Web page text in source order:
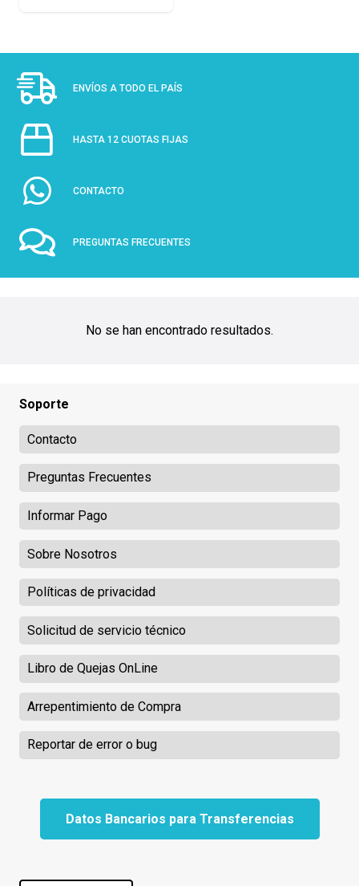
ENVÍOS A TODO EL PAÍS
HASTA 12 CUOTAS FIJAS
CONTACTO
PREGUNTAS FRECUENTES
No se han encontrado resultados.
Soporte
Contacto
Preguntas Frecuentes
Informar Pago
Sobre Nosotros
Políticas de privacidad
Solicitud de servicio técnico
Libro de Quejas OnLine
Arrepentimiento de Compra
Reportar de error o bug
Datos Bancarios para Transferencias